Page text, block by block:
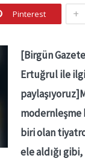
Pinterest +
[Birgün
Ertuğrul ile
modernleşme
biri olan tiyatro
ele aldığı